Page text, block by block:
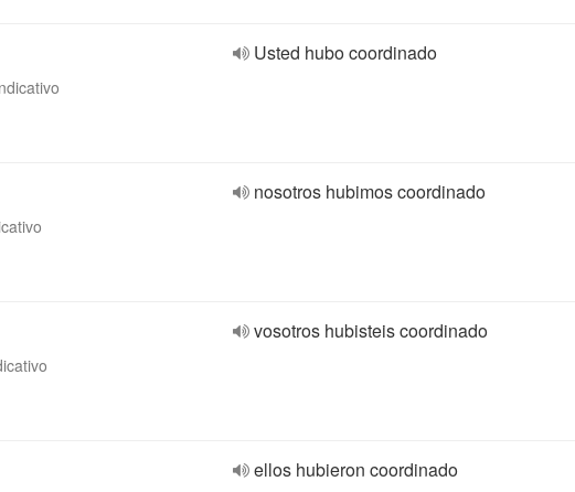
Usted hubo coordinado
nosotros hubimos coordinado
vosotros hubisteis coordinado
ellos hubieron coordinado